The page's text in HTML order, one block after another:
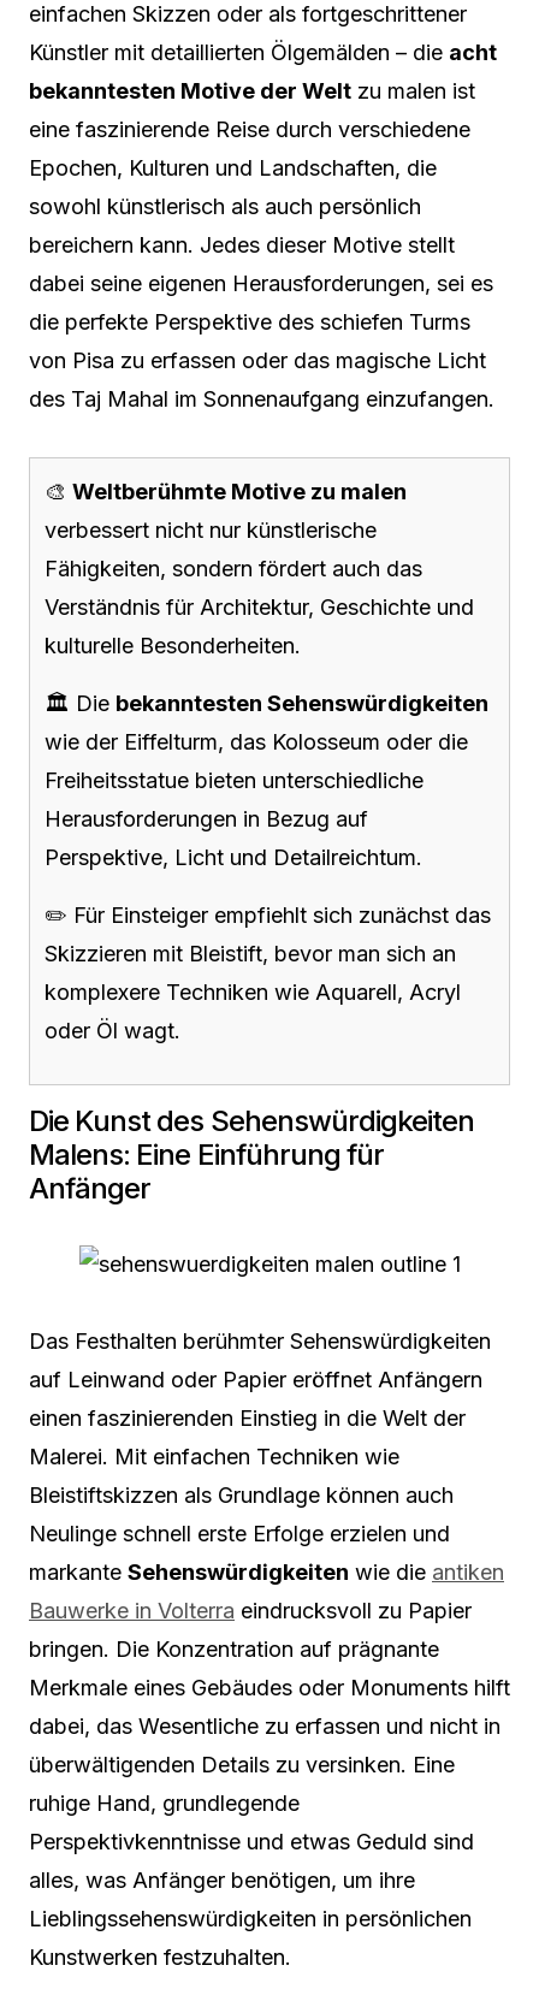
einfachen Skizzen oder als fortgeschrittener
Künstler mit detaillierten Ölgemälden – die acht
bekanntesten Motive der Welt zu malen ist
eine faszinierende Reise durch verschiedene
Epochen, Kulturen und Landschaften, die
sowohl künstlerisch als auch persönlich
bereichern kann. Jedes dieser Motive stellt
dabei seine eigenen Herausforderungen, sei es
die perfekte Perspektive des schiefen Turms
von Pisa zu erfassen oder das magische Licht
des Taj Mahal im Sonnenaufgang einzufangen.
🎨 Weltberühmte Motive zu malen
verbessert nicht nur künstlerische
Fähigkeiten, sondern fördert auch das
Verständnis für Architektur, Geschichte und
kulturelle Besonderheiten.
🏛️ Die bekanntesten Sehenswürdigkeiten
wie der Eiffelturm, das Kolosseum oder die
Freiheitsstatue bieten unterschiedliche
Herausforderungen in Bezug auf
Perspektive, Licht und Detailreichtum.
✏️ Für Einsteiger empfiehlt sich zunächst das
Skizzieren mit Bleistift, bevor man sich an
komplexere Techniken wie Aquarell, Acryl
oder Öl wagt.
Die Kunst des Sehenswürdigkeiten
Malens: Eine Einführung für
Anfänger
Das Festhalten berühmter Sehenswürdigkeiten
auf Leinwand oder Papier eröffnet Anfängern
einen faszinierenden Einstieg in die Welt der
Malerei. Mit einfachen Techniken wie
Bleistiftskizzen als Grundlage können auch
Neulinge schnell erste Erfolge erzielen und
markante Sehenswürdigkeiten wie die antiken
Bauwerke in Volterra eindrucksvoll zu Papier
bringen. Die Konzentration auf prägnante
Merkmale eines Gebäudes oder Monuments hilft
dabei, das Wesentliche zu erfassen und nicht in
überwältigenden Details zu versinken. Eine
ruhige Hand, grundlegende
Perspektivkenntnisse und etwas Geduld sind
alles, was Anfänger benötigen, um ihre
Lieblingssehenswürdigkeiten in persönlichen
Kunstwerken festzuhalten.